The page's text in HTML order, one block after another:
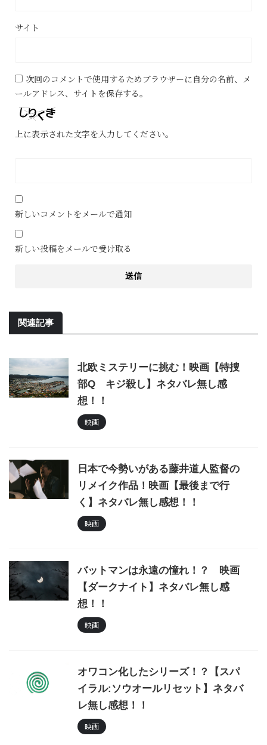
サイト
次回のコメントで使用するためブラウザーに自分の名前、メ
ールアドレス、サイトを保存する。
上に表示された文字を入力してください。
新しいコメントをメールで通知
新しい投稿をメールで受け取る
関連記事
北欧ミステリーに挑む！映画【特捜
部Q キジ殺し】ネタバレ無し感
想！！
映画
日本で今勢いがある藤井道人監督の
リメイク作品！映画【最後まで行
く】ネタバレ無し感想！！
映画
バットマンは永遠の憧れ！？ 映画
【ダークナイト】ネタバレ無し感
想！！
映画
オワコン化したシリーズ！？【スパ
イラル:ソウオールリセット】ネタバ
レ無し感想！！
映画